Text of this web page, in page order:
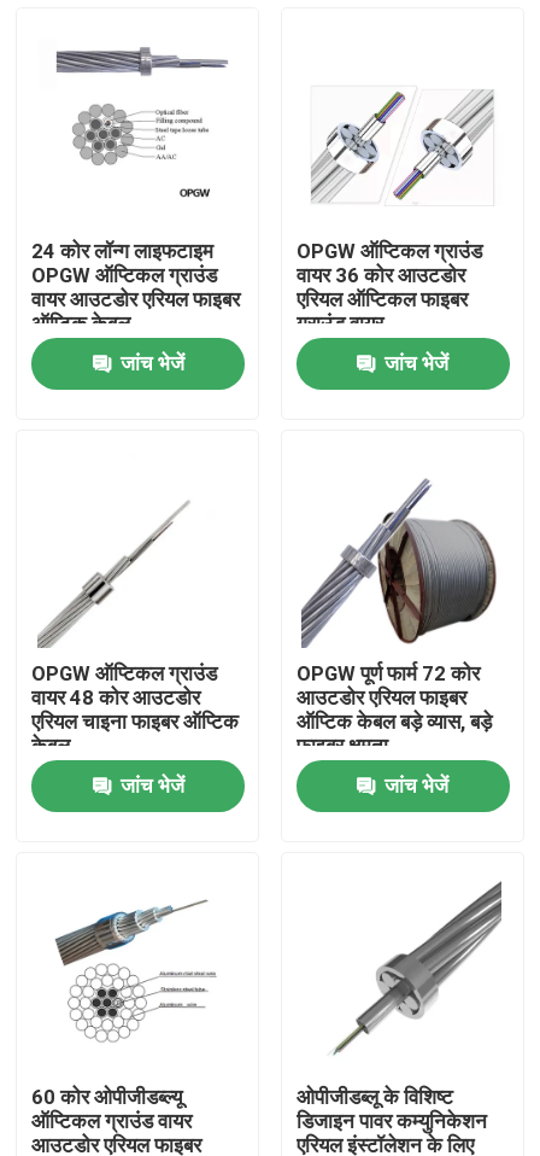
हमारे बारे में
कारखाना भ्रमण
गुणवत्ता नियंत्रण
एक उद्धरण की विनती करे
आउटडोर फाइबर ऑप्टिक केबल
फाइबर ऑप्टिक केबल
24 कोर लॉन्ग लाइफटाइम
OPGW ऑप्टिकल ग्राउंड
वायर आउटडोर एरियल फाइबर
ऑप्टिक केबल
जांच भेजें
OPGW ऑप्टिकल ग्राउंड
वायर 36 कोर आउटडोर
एरियल ऑप्टिकल फाइबर
ग्राउंड वायर
जांच भेजें
OPGW ऑप्टिकल ग्राउंड
वायर 48 कोर आउटडोर
एरियल चाइना फाइबर ऑप्टिक
केबल
जांच भेजें
OPGW पूर्ण फार्म 72 कोर
आउटडोर एरियल फाइबर
ऑप्टिक केबल बड़े व्यास, बड़े
फाइबर क्षमता
जांच भेजें
60 कोर ओपीजीडब्ल्यू
ऑप्टिकल ग्राउंड वायर
आउटडोर एरियल फाइबर
ओपीजीडब्लू के विशिष्ट
डिजाइन पावर कम्युनिकेशन
एरियल इंस्टॉलेशन के लिए